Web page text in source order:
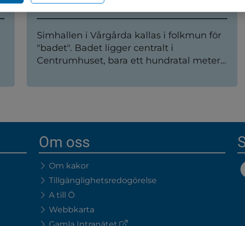
Simhall - Badet
Simhallen i Vårgårda kallas i folkmun för
"badet". Badet ligger centralt i
Centrumhuset, bara ett hundratal meter
spädbarn och äldre, skolklasser och
Om oss
Om kakor
Tillgänglighetsredogörelse
A till Ö
Webbkarta
Gamla Intranätet (extern